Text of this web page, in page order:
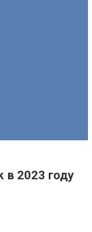
в 2023 году